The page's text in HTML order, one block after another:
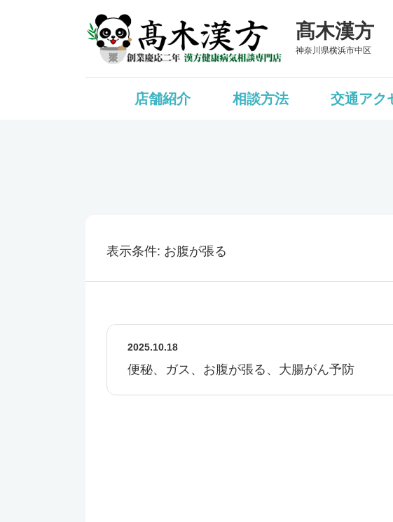
髙木漢方
神奈川県横浜市中区
店舗紹介 相談方法 交通アク
表示条件 お腹が張る
2025.10.18
便秘、ガス、お腹が張る、大腸